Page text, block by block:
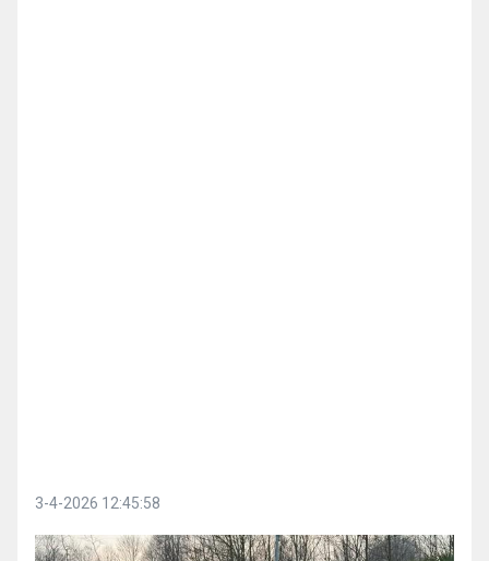
3-4-2026 12:45:58